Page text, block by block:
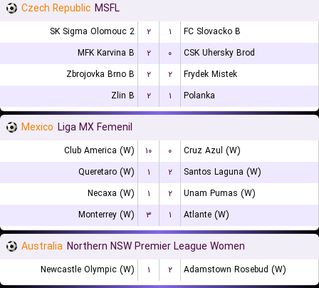
Czech Republic MSFL
SK Sigma Olomouc 2 ۲ ۱
FC Slovacko B
MFK Karvina B
۲ ۰
CSK Uhersky Brod
Zbrojovka Brno B
۲ ۲
Frydek Mistek
Zlin B
۲ ۱ Polanka
Mexico Liga MX Femenil
Club America (W) ۱۰ ۰
Cruz Azul (W)
Queretaro (W)
۱ ۲
Santos Laguna (W)
Necaxa (W)
۱ ۲
Unam Pumas (W)
Monterrey (W)
۳ ۱ Atlante (W)
Australia Northern NSW Premier League Women
Newcastle Olympic (W) ۱ ۲ Adamstown Rosebud (W)